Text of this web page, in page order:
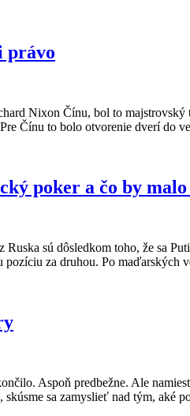
právo
Nixon Čínu, bol to
Čínu to bolo otvorenie dverí do
poker a čo by
Ruska sú dôsledkom toho, že sa
pozíciu za druhou. Po
Aspoň predbežne. Ale
sa zamyslieť nad tým, aké